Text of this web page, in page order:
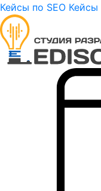
Кейсы по SEO Кейсы